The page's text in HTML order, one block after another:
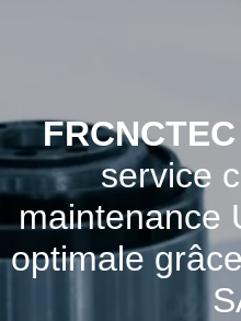
FRCNCTEC
service
maintenance
optimale